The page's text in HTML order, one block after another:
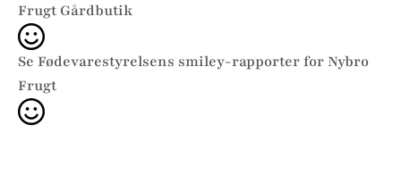
Frugt Gårdbutik
Se Fødevarestyrelsens smiley-rapporter for Nybro
Frugt